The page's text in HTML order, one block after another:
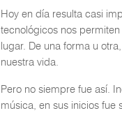
Hoy en día resulta casi
tecnológicos nos
lugar. De una forma u
nuestra vida.
Pero no siempre fue así.
música, en sus inicios fue